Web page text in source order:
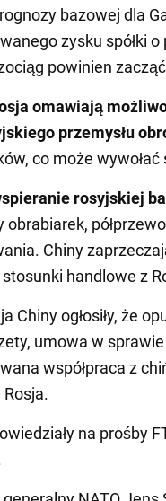
bazowej dla
zysku spółki
powinien
omawiają
przemysłu
co może wywołać
rosyjskiej
obrabiarek,
Chiny
handlowe z
Chiny ogłosiły, że
umowa w
współpraca z
na prośby